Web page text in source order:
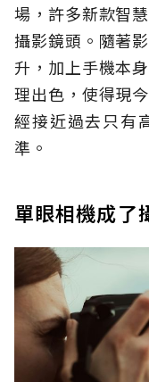
場，許多新款智
攝影鏡頭。隨著
升，加上手機本
理出色，使得現
經接近過去只有
準。
單眼相機成了